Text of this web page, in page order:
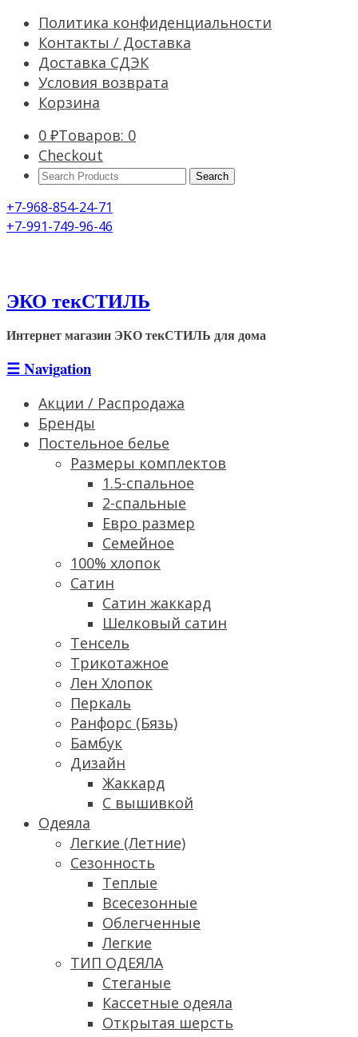
Политика конфиденциальности
Контакты / Доставка
Доставка СДЭК
Условия возврата
Корзина
0 ₽Товаров: 0
Checkout
Search
+7-968-854-24-71
+7-991-749-96-46
ЭКО текСТИЛЬ
Интернет магазин ЭКО текСТИЛЬ для дома
☰Navigation
Акции / Распродажа
Бренды
Постельное белье
Размеры комплектов
1.5-спальное
2-спальные
Евро размер
Семейное
100% хлопок
Сатин
Cатин жаккард
Шелковый сатин
Тенсель
Трикотажное
Лен Хлопок
Перкаль
Ранфорс (Бязь)
Бамбук
Дизайн
Жаккард
С вышивкой
Одеяла
Легкие (Летние)
Сезонность
Теплые
Всесезонные
Облегченные
Легкие
ТИП ОДЕЯЛА
Стеганые
Кассетные одеяла
Открытая шерсть